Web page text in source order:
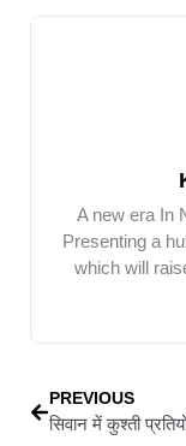
A new era In
Presenting a
which will
PREVIOUS